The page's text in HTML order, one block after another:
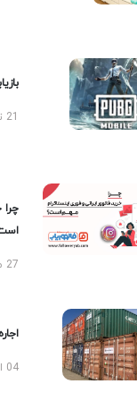
چرا
است؟
27 مرداد 1404
04 اسفند 1404